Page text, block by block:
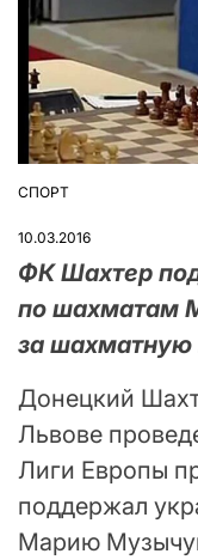
ОПУБЛІКУВАТИ
СПОРТ
10.03.2016
ФК Шахтер
по шахматам
за шахматную
Донецкий
Львове
Лиги Европы
поддержал
Марию